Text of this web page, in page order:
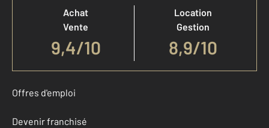
Achat
Vente
9,4/10
Location
Gestion
8,9/10
Offres d'emploi
Devenir franchisé